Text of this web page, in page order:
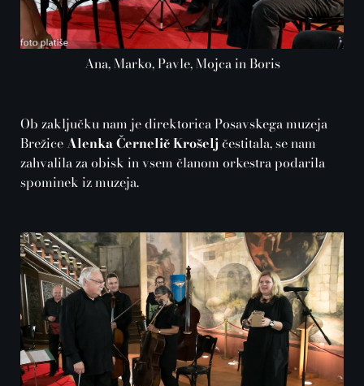
Ana, Marko, Pavle, Mojca in Boris
Ob zaključku nam je direktorica Posavskega muzeja
BrežiceAlenka Černelič Krošelj čestitala, se nam
zahvalila za obisk in vsem članom orkestra podarila
spominek iz muzeja.